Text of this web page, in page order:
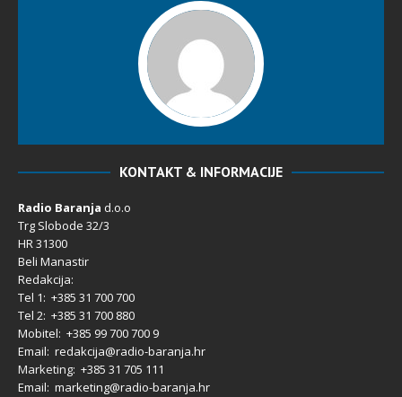
KONTAKT & INFORMACIJE
Radio Baranja d.o.o
Trg Slobode 32/3
HR 31300
Beli Manastir
Redakcija:
Tel 1: +385 31 700 700
Tel 2: +385 31 700 880
Mobitel: +385 99 700 700 9
Email: redakcija@radio-baranja.hr
Marketing: +385 31 705 111
Email: marketing@radio-baranja.hr